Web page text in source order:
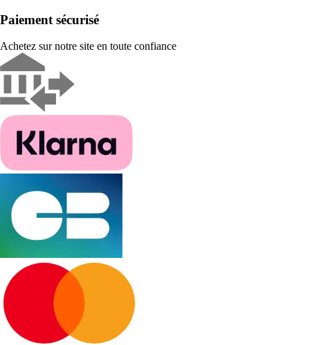
Paiement sécurisé
Achetez sur notre site en toute confiance